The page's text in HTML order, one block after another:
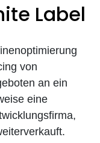
Label
von
an ein
eine